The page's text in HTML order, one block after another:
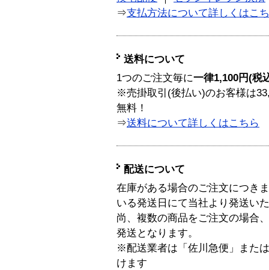
⇒支払方法について詳しくはこ
送料について
1つのご注文毎に一律1,100円(税
※売掛取引(後払い)のお客様は
無料！
⇒送料について詳しくはこちら
配送について
在庫がある場合のご注文につき
いる発送日にて当社より発送い
尚、複数の商品をご注文の場合
発送となります。
※配送業者は「佐川急便」また
けます